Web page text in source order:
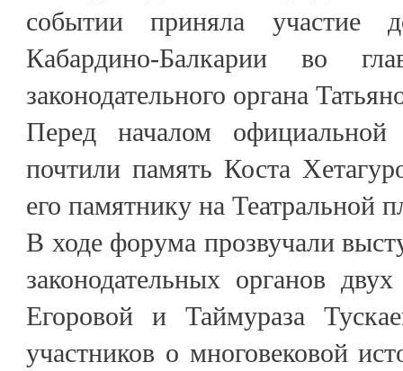
событии приняла участие
Кабардино-Балкарии во
законодательного органа
Перед началом официальной
почтили память Коста
его памятнику на Театральной
В ходе форума прозвучали
законодательных органов
Егоровой и Таймураза
участников о многовековой